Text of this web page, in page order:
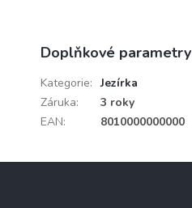
Doplňkové parametry
Kategorie: Jezírka
Záruka:
3 roky
EAN: 8010000000000